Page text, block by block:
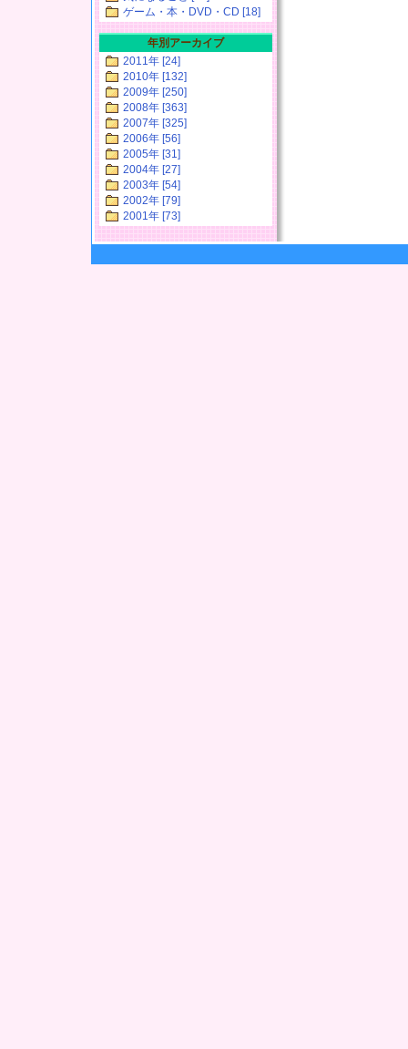
ゲーム・本・DVD・CD [18]
年別アーカイブ
2011年 [24]
2010年 [132]
2009年 [250]
2008年 [363]
2007年 [325]
2006年 [56]
2005年 [31]
2004年 [27]
2003年 [54]
2002年 [79]
2001年 [73]